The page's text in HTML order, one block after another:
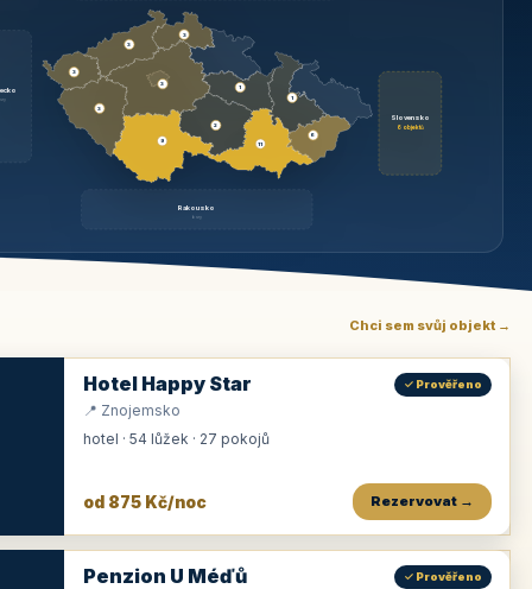
Slovensko
6 objektů
Rakousko
brzy
3
9
3
3
3
3
1
2
11
1
6
Chci sem svůj objekt →
Hotel Happy Star ✓ Prověřeno
📍 Znojemsko
hotel · 54 lůžek · 27 pokojů
od 875 Kč/noc Rezervovat →
Penzion U Méďů ✓ Prověřeno